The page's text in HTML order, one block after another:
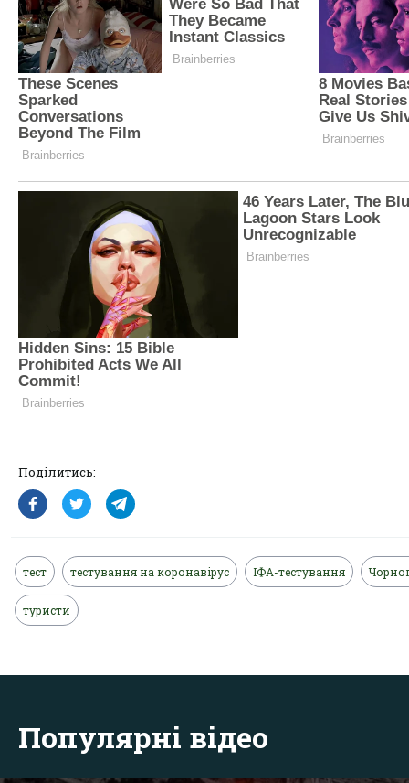
Поділитись:
тест тестування на коронавірус ІФА-тестування
туристи
Популярні відео